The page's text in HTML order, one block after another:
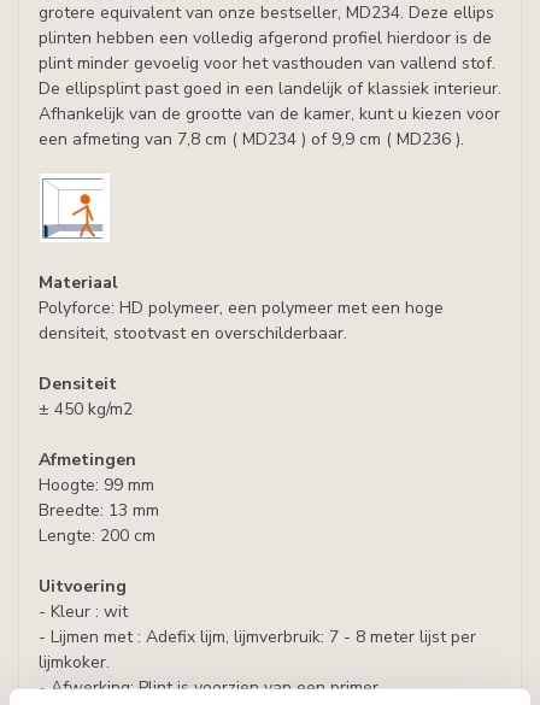
grotere equivalent van onze bestseller, MD234. Deze ellips
plinten hebben een volledig afgerond profiel hierdoor is de
plint minder gevoelig voor het vasthouden van vallend stof.
De ellipsplint past goed in een landelijk of klassiek interieur.
Afhankelijk van de grootte van de kamer, kunt u kiezen voor
een afmeting van 7,8 cm ( MD234 ) of 9,9 cm ( MD236 ).
Materiaal
Polyforce: HD polymeer, een polymeer met een hoge
densiteit, stootvast en overschilderbaar.
Densiteit
± 450 kg/m2
Afmetingen
Hoogte: 99 mm
Breedte: 13 mm
Lengte: 200 cm
Uitvoering
- Kleur : wit
- Lijmen met : Adefix lijm, lijmverbruik: 7 - 8 meter lijst per
lijmkoker.
- Afwerking: Plint is voorzien van een primer,